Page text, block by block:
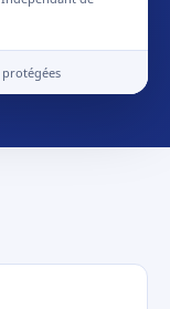
protégées